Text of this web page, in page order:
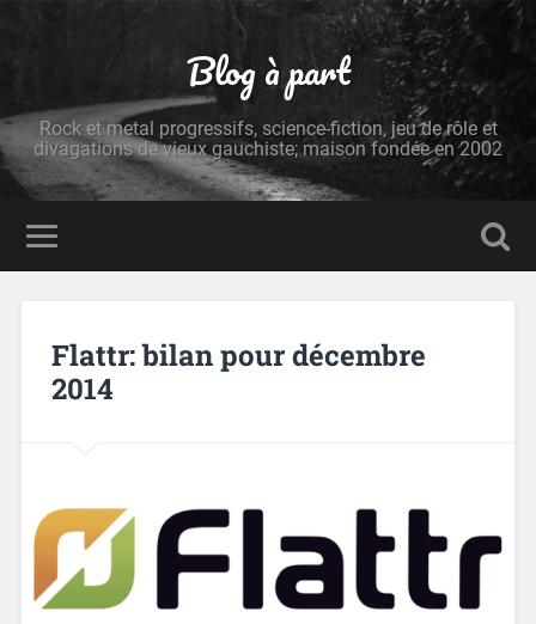
Blog à part
Rock et metal progressifs, science-fiction, jeu de rôle et
divagations de vieux gauchiste; maison fondée en 2002
Flattr: bilan pour décembre
2014